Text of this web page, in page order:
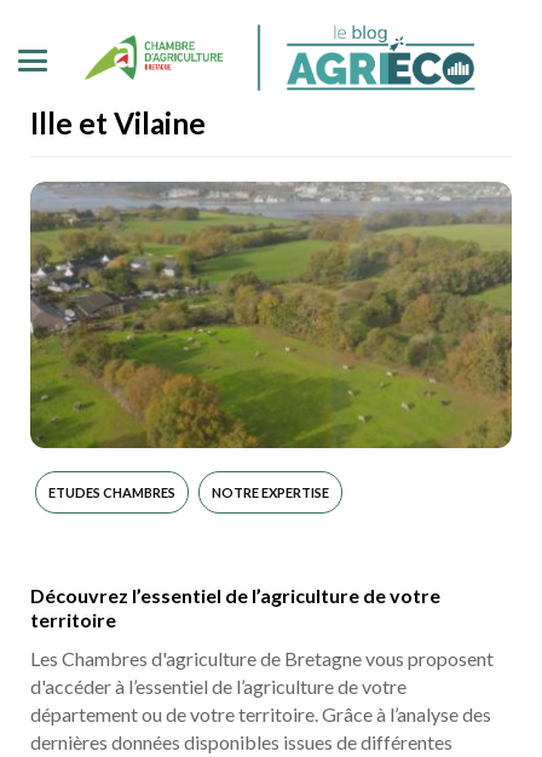
Ille et Vilaine
ETUDES CHAMBRES NOTRE EXPERTISE
Découvrez l’essentiel de l’agriculture de votre
territoire
Les Chambres d'agriculture de Bretagne vous proposent
d'accéder à l’essentiel de l’agriculture de votre
département ou de votre territoire. Grâce à l’analyse des
dernières données disponibles issues de différentes